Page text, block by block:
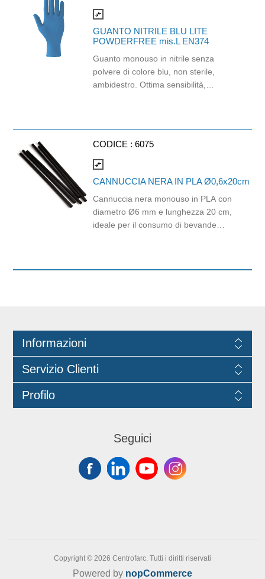
compare_arrows
GUANTO NITRILE BLU LITE
POWDERFREE mis.L EN374
Guanto monouso in nitrile senza
polvere di colore blu, non sterile,
ambidestro. Ottima sensibilità,
(EU) 2016/425) Adatti al contatto con
gli alimenti in accordo col regolamento
(EC) No 1935/2004 e con
(EU)No 10/2011.
CODICE : 6075
compare_arrows
CANNUCCIA NERA IN PLA Ø0,6x20cm
Cannuccia nera monouso in PLA con
diametro Ø6 mm e lunghezza 20 cm,
ideale per il consumo di bevande
nero design lineare la rendono adatta
beverage di qualità. Idonea al contatto
con gli alimenti fino a 40°C.
Lunghezza 20 cm, diametro Ø6 mm.
Informazioni
Servizio Clienti
Profilo
Seguici
Copyright © 2026 Centrofarc. Tutti i diritti riservati
Powered by nopCommerce